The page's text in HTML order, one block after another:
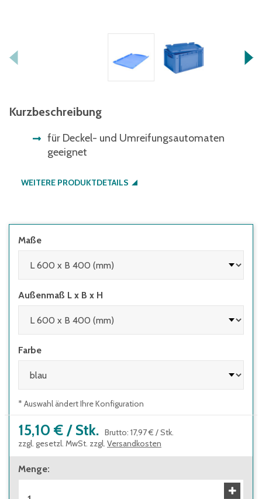
Kurzbeschreibung
für Deckel- und Umreifungsautomaten
geeignet
WEITERE PRODUKTDETAILS
Maße
Außenmaß L x B x H
Farbe
* Auswahl ändert Ihre Konfiguration
15,10 € / Stk. Brutto: 17,97 € /Stk.
zzgl. gesetzl. MwSt. zzgl. Versandkosten
Menge: